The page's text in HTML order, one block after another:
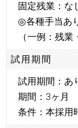
固定残業：な
◎各種手当あ
（一例：残業
試用期間
試用期間：あ
期間：3ヶ月
条件：本採用